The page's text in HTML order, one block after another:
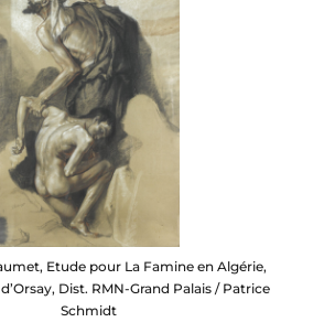
Etude pour La Famine en Algérie,
Dist. RMN-Grand Palais / Patrice
Schmidt